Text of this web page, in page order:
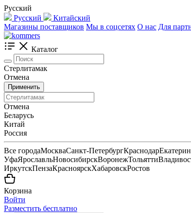
Русский
Русский
Китайский
Магазины поставщиков Мы в соцсетях О нас Для
Каталог
Стерлитамак
Отмена
Применить
Отмена
Беларусь
Китай
Россия
Все городаМоскваСанкт-ПетербургКраснодар
УфаЯрославльНовосибирскВоронежТольятти
ИркутскПензаКрасноярскХабаровскРостов
Корзина
Войти
Разместить бесплатно